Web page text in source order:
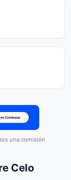
una comisión
Celo